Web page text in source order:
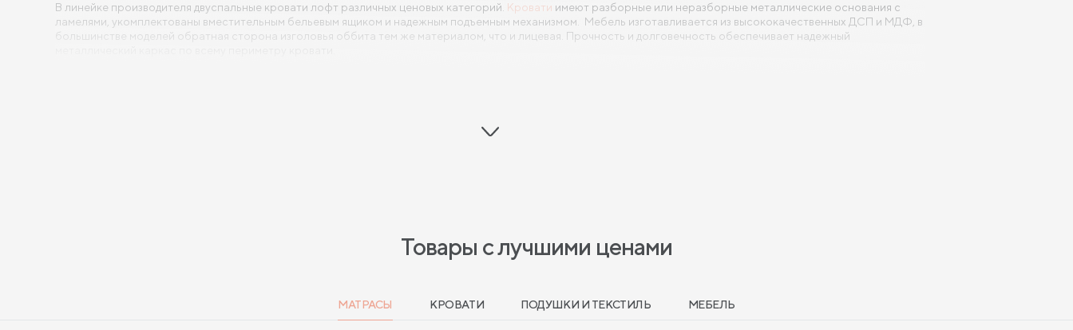
В линейке производителя двуспальные кровати лофт различных ценовых категорий. Кровати имеют разборные или неразборные металлические основания с
ламелями, укомплектованы вместительным бельевым ящиком и надежным подъемным механизмом. Мебель изготавливается из высококачественных ДСП и МДФ, в
большинстве моделей обратная сторона изголовья оббита тем же материалом, что и лицевая. Прочность и долговечность обеспечивает надежный
Товары с лучшими ценами
МАТРАСЫ КРОВАТИ ПОДУШКИ И ТЕКСТИЛЬ МЕБЕЛЬ